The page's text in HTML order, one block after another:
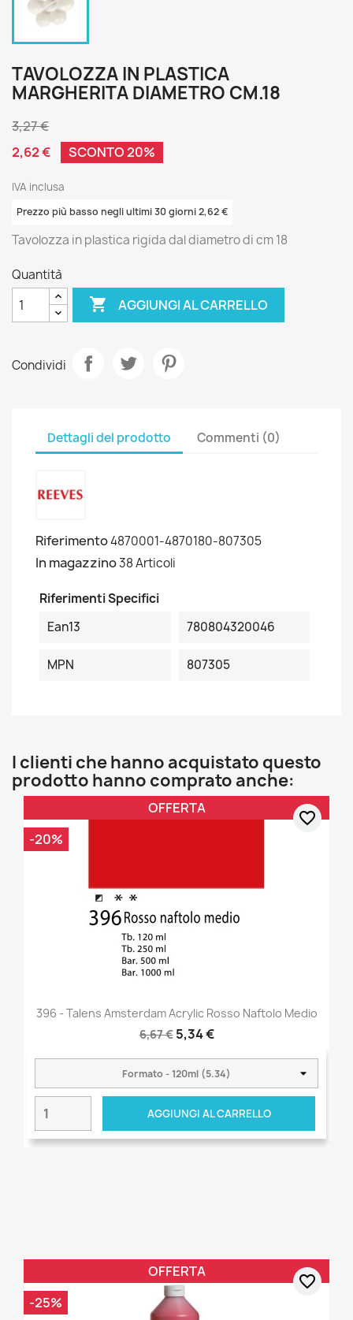
TAVOLOZZA IN PLASTICA
MARGHERITA DIAMETRO CM.18
3,27 €
2,62 €
SCONTO 20%
IVA inclusa
Prezzo più basso negli ultimi 30 giorni 2,62 €
Tavolozza in plastica rigida dal diametro di cm 18
Quantità
 AGGIUNGI AL CARRELLO
Condividi
Dettagli del prodotto Commenti (0)
Riferimento4870001-4870180-807305
In magazzino38 Articoli
Riferimenti Specifici
Ean13
780804320046
MPN 807305
I clienti che hanno acquistato questo
prodotto hanno comprato anche:
396 - Talens Amsterdam Acrylic Rosso Naftolo Medio
6,67 € 5,34 €
AGGIUNGI AL CARRELLO
OFFERTA
-20%
favorite_border
OFFERTA
-25%
favorite_border